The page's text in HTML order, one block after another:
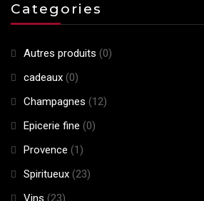
Categories
Autres produits (0)
cadeaux (0)
Champagnes (12)
Epicerie fine (0)
Provence (1)
Spiritueux (23)
Vins (23)